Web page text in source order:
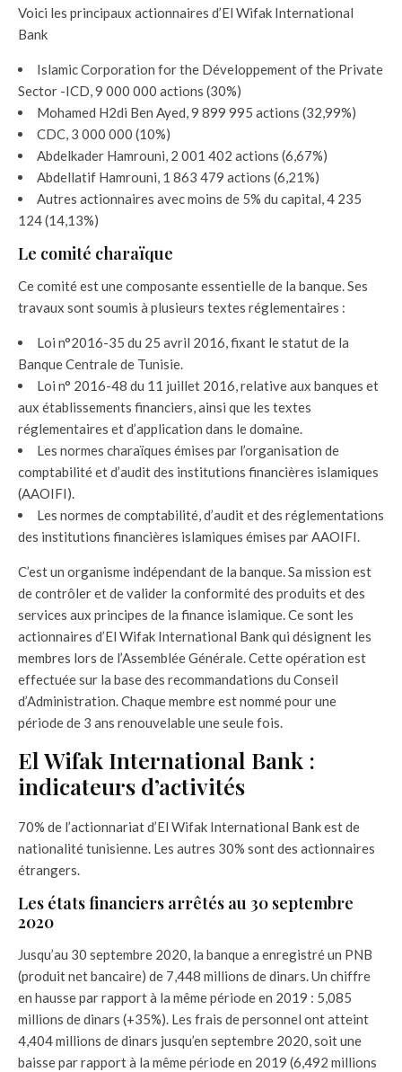
Voici les principaux actionnaires d’El Wifak International
Bank
Islamic Corporation for the Développement of the Private
Sector -ICD, 9 000 000 actions (30%)
Mohamed H2di Ben Ayed, 9 899 995 actions (32,99%)
CDC, 3 000 000 (10%)
Abdelkader Hamrouni, 2 001 402 actions (6,67%)
Abdellatif Hamrouni, 1 863 479 actions (6,21%)
Autres actionnaires avec moins de 5% du capital, 4 235
124 (14,13%)
Le comité charaïque
Ce comité est une composante essentielle de la banque. Ses
travaux sont soumis à plusieurs textes réglementaires :
Loi n°2016-35 du 25 avril 2016, fixant le statut de la
Banque Centrale de Tunisie.
Loi n° 2016-48 du 11 juillet 2016, relative aux banques et
aux établissements financiers, ainsi que les textes
réglementaires et d’application dans le domaine.
Les normes charaïques émises par l’organisation de
comptabilité et d’audit des institutions financières islamiques
(AAOIFI).
Les normes de comptabilité, d’audit et des réglementations
des institutions financières islamiques émises par AAOIFI.
C’est un organisme indépendant de la banque. Sa mission est
de contrôler et de valider la conformité des produits et des
services aux principes de la finance islamique. Ce sont les
actionnaires d’El Wifak International Bank qui désignent les
membres lors de l’Assemblée Générale. Cette opération est
effectuée sur la base des recommandations du Conseil
d’Administration. Chaque membre est nommé pour une
période de 3 ans renouvelable une seule fois.
El Wifak International Bank :
indicateurs d’activités
70% de l’actionnariat d’El Wifak International Bank est de
nationalité tunisienne. Les autres 30% sont des actionnaires
étrangers.
Les états financiers arrêtés au 30 septembre
2020
Jusqu’au 30 septembre 2020, la banque a enregistré un PNB
(produit net bancaire) de 7,448 millions de dinars. Un chiffre
en hausse par rapport à la même période en 2019 : 5,085
millions de dinars (+35%). Les frais de personnel ont atteint
4,404 millions de dinars jusqu’en septembre 2020, soit une
baisse par rapport à la même période en 2019 (6,492 millions